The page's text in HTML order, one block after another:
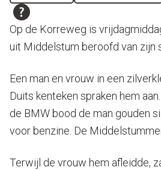
Op de Korreweg is
uit Middelstum beroofd van zijn
Een man en vrouw in een
Duits kenteken spraken hem
de BMW bood de man gouden
voor benzine. De
Terwijl de vrouw hem afleidde,